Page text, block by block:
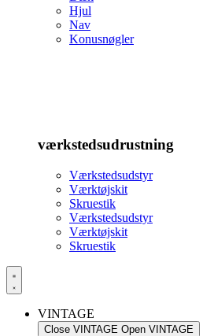
Hjul
Nav
Konusnøgler
værkstedsudrustning
Værkstedsudstyr
Værktøjskit
Skruestik
Værkstedsudstyr
Værktøjskit
Skruestik
VINTAGE
Close VINTAGE Open VINTAGE